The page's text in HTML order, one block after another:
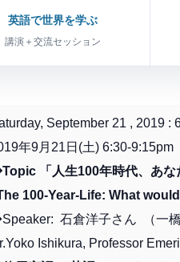
英語で世界を学ぶ
講演＋交流セッション
September 21 , 2019 :
年9月21日(土) 6:30-9:15pm
「人生100年時代、あな
100-Year-Life: What
石倉洋子さん （一橋
Ishikura, Professor